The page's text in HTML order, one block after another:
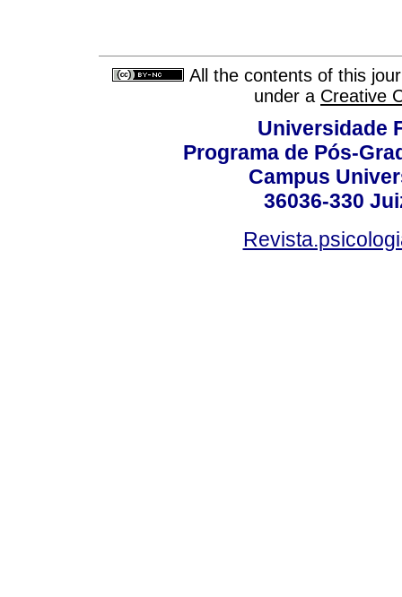
All the contents of this
under a Creative
Universidade
Programa de Pós-
Campus
36036-330